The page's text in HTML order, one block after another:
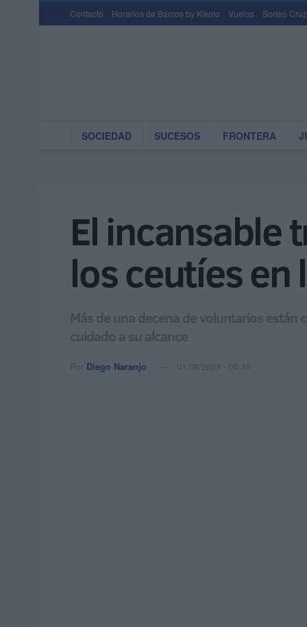
Contacto Horarios de Barcos by Kikoto Vuelos Sorteo
SOCIEDAD SUCESOS FRONTERA
El incansable
los ceutíes en
Más de una decena de voluntarios
cuidado a su alcance
Por Diego Naranjo 01/08/2023 - 00:46